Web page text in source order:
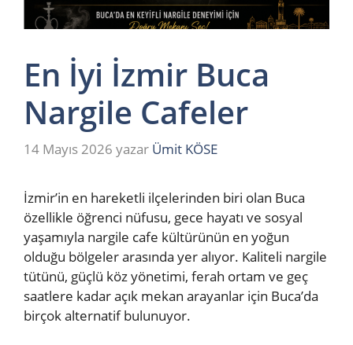
En İyi İzmir Buca
Nargile Cafeler
14 Mayıs 2026 yazar Ümit KÖSE
İzmir’in en hareketli ilçelerinden biri olan Buca
özellikle öğrenci nüfusu, gece hayatı ve sosyal
yaşamıyla nargile cafe kültürünün en yoğun
olduğu bölgeler arasında yer alıyor. Kaliteli nargile
tütünü, güçlü köz yönetimi, ferah ortam ve geç
saatlere kadar açık mekan arayanlar için Buca’da
birçok alternatif bulunuyor.